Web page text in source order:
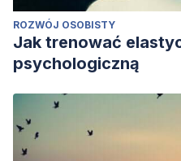
ROZWÓJ OSOBISTY
Jak trenować
psychologiczną